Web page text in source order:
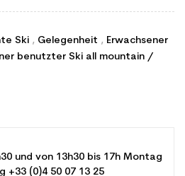
Ski , Gelegenheit , Erwachsener
benutzter Ski all mountain /
und von 13h30 bis 17h Montag
+33 (0)4 50 07 13 25